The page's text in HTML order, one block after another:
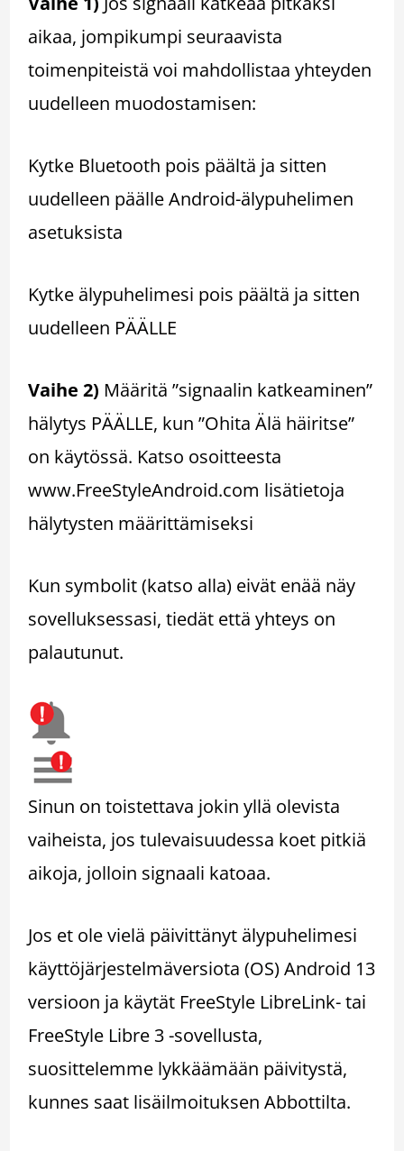
aikaa, jompikumpi seuraavista
toimenpiteistä voi mahdollistaa yhteyden
uudelleen muodostamisen:
Kytke Bluetooth pois päältä ja sitten
uudelleen päälle Android-älypuhelimen
asetuksista
Kytke älypuhelimesi pois päältä ja sitten
uudelleen PÄÄLLE
Vaihe 2) Määritä ”signaalin katkeaminen”
hälytys PÄÄLLE, kun ”Ohita Älä häiritse”
on käytössä. Katso osoitteesta
www.FreeStyleAndroid.com lisätietoja
hälytysten määrittämiseksi
Kun symbolit (katso alla) eivät enää näy
sovelluksessasi, tiedät että yhteys on
palautunut.
Sinun on toistettava jokin yllä olevista
vaiheista, jos tulevaisuudessa koet pitkiä
aikoja, jolloin signaali katoaa.
Jos et ole vielä päivittänyt älypuhelimesi
käyttöjärjestelmäversiota (OS) Android 13
versioon ja käytät FreeStyle LibreLink- tai
FreeStyle Libre 3 -sovellusta,
suosittelemme lykkäämään päivitystä,
kunnes saat lisäilmoituksen Abbottilta.